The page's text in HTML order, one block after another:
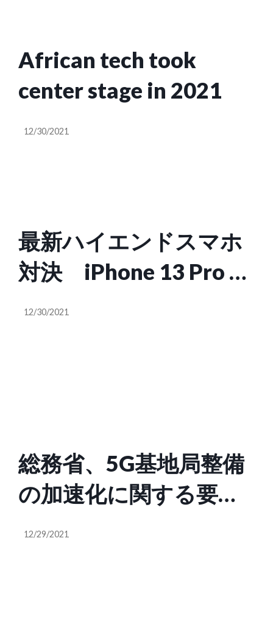
African tech took
center stage in 2021
12/30/2021
最新ハイエンドスマホ
対決 iPhone 13 Pro vs
Xperia 5Ⅲ vs pixel 6
12/30/2021
総務省、5G基地局整備
の加速化に関する要請
を NTTdocomo , KDDI ,
12/29/2021